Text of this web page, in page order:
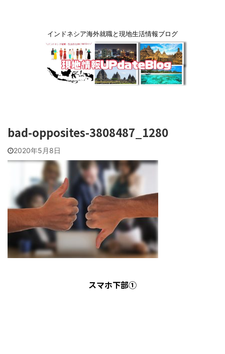
インドネシア海外就職と現地生活情報ブログ
bad-opposites-3808487_1280
2020年5月8日
スマホ下部①